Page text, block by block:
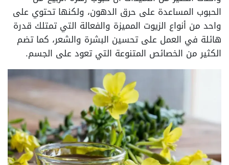
الحبوب المساعدة على حرق الدهون، ولكنها تحتوي على
واحد من أنواع الزيوت المميزة والفعالة التي تمتلك قدرة
هائلة في العمل على تحسين البشرة والشعر، كما تضم
الكثير من الخصائص المتنوعة التي تعود على الجسم.